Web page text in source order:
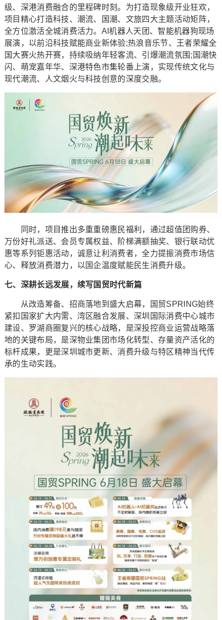
级、深港消费融合的里程碑时刻。为打造现象级开业狂欢，
项目精心打造科技、潮流、国潮、文旅四大主题活动矩阵，
全方位激活全城消费活力。AI机器人天团、智能机器狗现场
展演，以前沿科技赋能商业新体验;热浪音乐节、王者荣耀全
国大赛火热开赛，持续吸纳年轻客流、引爆潮流氛围;国潮快
闪、萌宠嘉年华、深港特色市集轮番上演，实现传统文化与
现代潮流、人文烟火与科技创意的深度交融。
同时，项目推出多重重磅惠民福利，通过超值团购券、
万份好礼派送、会员专属权益、阶梯满额抽奖、银行联动优
惠等系列钜惠活动，诚意让利消费者，全力提振消费市场信
心、释放消费潜力，以国企温度赋能民生消费升级。
七、深耕长远发展，续写国贸时代新篇
从改造筹备、招商落地到盛大启幕，国贸SPRING始终
紧扣国家扩大内需、湾区融合发展、深圳国际消费中心城市
建设、罗湖商圈复兴的核心战略，是深投控商业运营战略落
地的关键布局，是深物业集团市场化转型、存量资产活化的
标杆成果，更是深圳城市更新、消费升级与特区精神当代传
承的生动实践。